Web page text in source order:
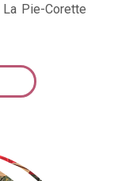
Pie-Corette